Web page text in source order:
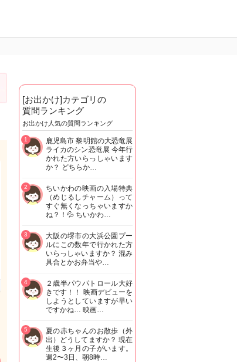
[お出かけ]カテゴリの
質問ランキング
お出かけ人気の質問ランキング
鹿児島市 黎明館の大恐竜展
ライカのシン恐竜展 今年行
かれた方いらっしゃいます
か？ どちらか…
1
ちいかわの映画の入場特典
（めじるしチャーム）って
すぐ無くなっちゃいますか
ね？！💦 ちいかわ…
2
大阪の堺市の大浜公園プー
ルにこの数年で行かれた方
いらっしゃいますか？ 混み
具合とかお弁当や…
3
２歳半パウパトロール大好
きです！！ 映画デビューを
しようとしていますが早い
ですかね… 映画…
4
夏の赤ちゃんのお散歩（外
出）どうしてますか？ 現在
生後３ヶ月の子がいます。
週2〜3日、朝8時…
5